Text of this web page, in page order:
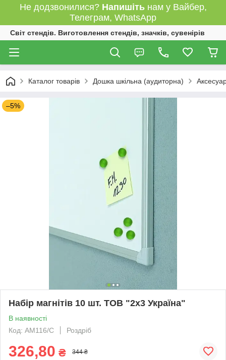
Не додзвонилися? Напишітьнам у Вайбер,
Телеграм, WhatsApp
Світ стендів. Виготовлення стендів, значків, сувенірів
Каталог товарів Дошка шкільна (аудиторна)
–5%
Набір магнітів 10 шт. ТОВ "2х3 Україна"
В наявності
Код: AM116/C
Роздріб
326,80 ₴ 344 ₴